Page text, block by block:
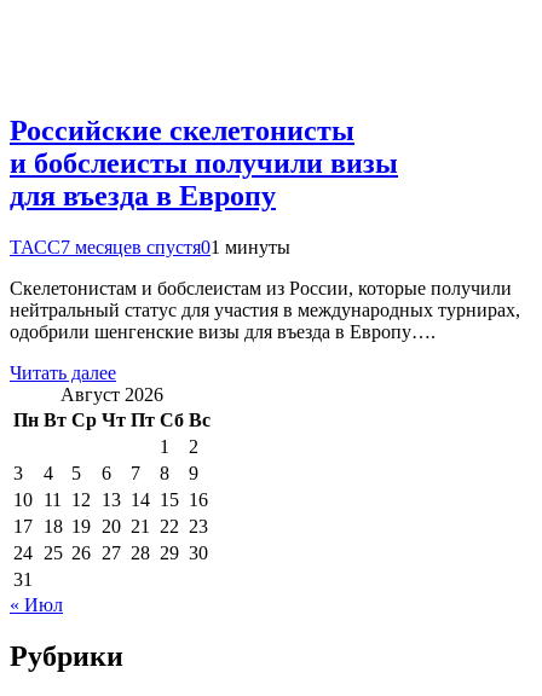
Российские скелетонисты
и бобслеисты получили визы
для въезда в Европу
ТАСС7 месяцев спустя01 минуты
Скелетонистам и бобслеистам из России, которые получили
нейтральный статус для участия в международных турнирах,
одобрили шенгенские визы для въезда в Европу….
Читать далее
Август 2026
Пн Вт Ср Чт Пт Сб Вс
1
2
3
4 5 6 7 8
9
10 11 12 13 14 15 16
17 18 19 20 21 22 23
24 25 26 27 28 29 30
31
« Июл
Рубрики